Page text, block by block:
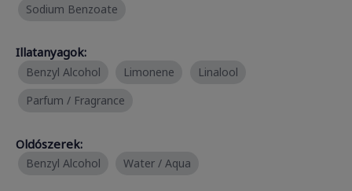
Sodium Benzoate
Illatanyagok:
Benzyl Alcohol Limonene
Linalool
Parfum / Fragrance
Oldószerek:
Benzyl Alcohol Water / Aqua